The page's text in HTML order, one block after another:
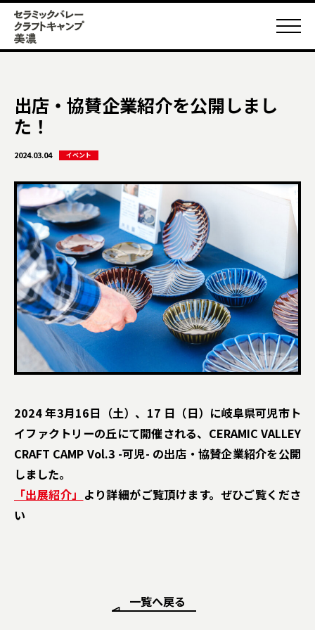
出店・協賛企業紹介を公開しまし
た！
2024.03.04 イベント
2024 年3月16日（土）、17 日（日）に岐阜県可児市ト
イファクトリーの丘にて開催される、CERAMIC VALLEY
CRAFT CAMP Vol.3 -可児- の出店・協賛企業紹介を公開
しました。
「出展紹介」 より詳細がご覧頂けます。ぜひご覧くださ
い
一覧へ戻る